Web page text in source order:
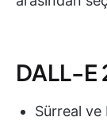
DALL-E
Sürreal ve